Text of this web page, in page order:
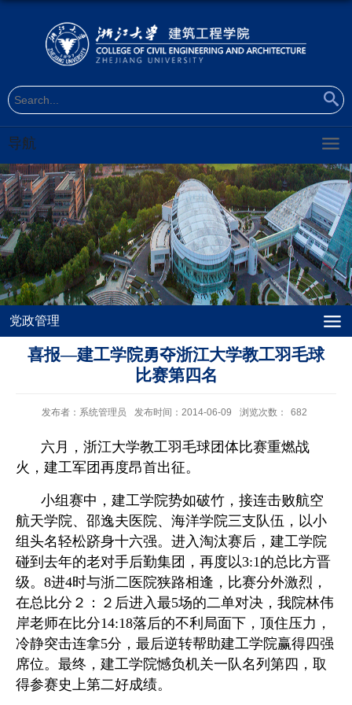
导航
党政管理
喜报—建工学院勇夺浙江大学教工羽毛球
比赛第四名
发布者：系统管理员 发布时间：2014-06-09 浏览次数： 682
六月，浙江大学教工羽毛球团体比赛重燃战
火，建工军团再度昂首出征。
小组赛中，建工学院势如破竹，接连击败航空
航天学院、邵逸夫医院、海洋学院三支队伍，以小
组头名轻松跻身十六强。进入淘汰赛后，建工学院
碰到去年的老对手后勤集团，再度以3:1的总比方晋
级。8进4时与浙二医院狭路相逢，比赛分外激烈，
在总比分２：２后进入最5场的二单对决，我院林伟
岸老师在比分14:18落后的不利局面下，顶住压力，
冷静突击连拿5分，最后逆转帮助建工学院赢得四强
席位。最终，建工学院憾负机关一队名列第四，取
得参赛史上第二好成绩。